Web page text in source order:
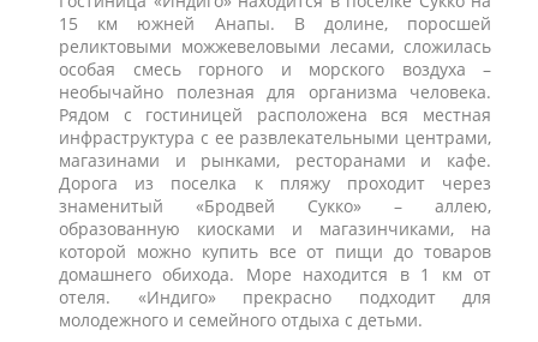
15 км южней Анапы. В долине, поросшей
реликтовыми можжевеловыми лесами, сложилась
особая смесь горного и морского воздуха –
необычайно полезная для организма человека.
Рядом с гостиницей расположена вся местная
инфраструктура с ее развлекательными центрами,
магазинами и рынками, ресторанами и кафе.
Дорога из поселка к пляжу проходит через
знаменитый «Бродвей Сукко» – аллею,
образованную киосками и магазинчиками, на
которой можно купить все от пищи до товаров
домашнего обихода. Море находится в 1 км от
отеля. «Индиго» прекрасно подходит для
молодежного и семейного отдыха с детьми.